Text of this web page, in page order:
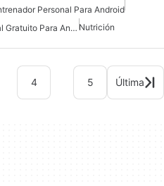
Personal Para Android
Entrenador Personal Gratuito Para Android Nutrición
4 5 Última